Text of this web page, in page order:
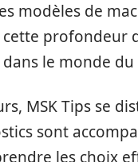
modèles de
profondeur
le monde du
MSK Tips se
sont
les choix